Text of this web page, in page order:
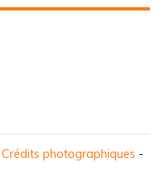
Crédits photographiques -